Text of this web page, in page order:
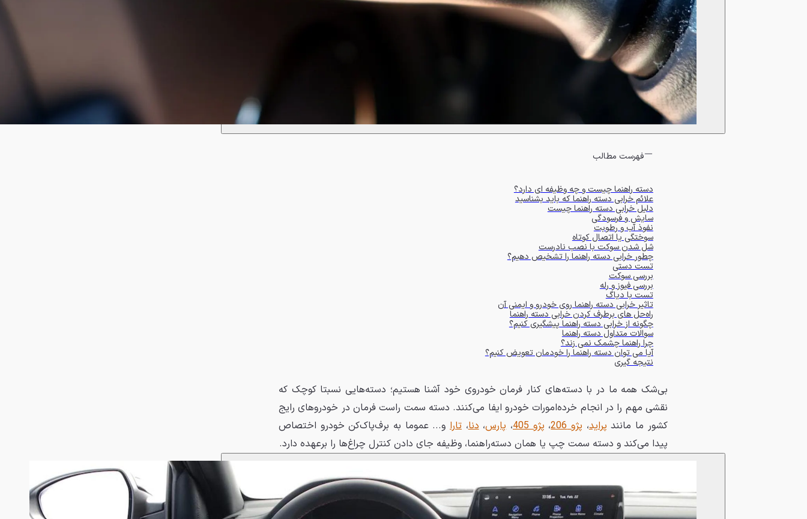
فهرست مطالب
دسته راهنما چیست و چه وظیفه ای دارد؟
علائم خرابی دسته راهنما که باید بشناسید
دلیل خرابی دسته راهنما چیست
سایش و فرسودگی
نفوذ آب و رطوبت
سوختگی یا اتصال کوتاه
شل شدن سوکت با نصب نادرست
چطور خرابی دسته راهنما را تشخیص دهیم؟
تست دستی
بررسی سوکت
بررسی فیوز و رله
تست با دیاگ
تاثیر خرابی دسته راهنما روی خودرو و ایمنی آن
راه‌حل های برطرف کردن خرابی دسته راهنما
چگونه از خرابی دسته راهنما پیشگیری کنیم؟
سوالات متداول دسته راهنما
چرا راهنما چشمک نمی زند؟
آیا می توان دسته راهنما را خودمان تعویض کنیم؟
نتیجه گیری
بی‌شک همه ما در با دسته‌های کنار فرمان خودروی خود آشنا هستیم؛ دسته‌هایی نسبتا کوچک که
نقشی مهم را در انجام خرده‌امورات خودرو ایفا می‌کنند. دسته سمت راست فرمان در خودروهای رایج
کشور ما مانند پراید، پژو 206 ، پژو 405 ،پارس،دنا،تارا و... عموما به برف‌پاک‌کن خودرو اختصاص
پیدا می‌کند و دسته سمت چپ یا همان دسته‌راهنما، وظیفه جای دادن کنترل چراغ‌ها را برعهده دارد.